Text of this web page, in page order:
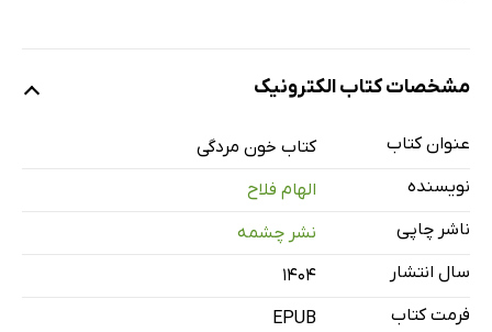
مشخصات کتاب الکترونیک
عنوان کتاب
کتاب خون مردگی
نویسنده
الهام فلاح
ناشر چاپی
نشر چشمه
سال انتشار
۱۴۰۴
فرمت کتاب
EPUB